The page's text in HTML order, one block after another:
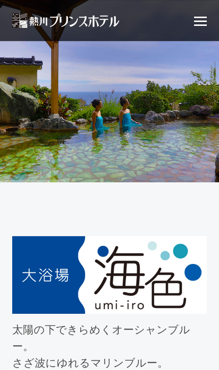
太陽の下できらめくオーシャンブル
ー。
さざ波にゆれるマリンブルー。